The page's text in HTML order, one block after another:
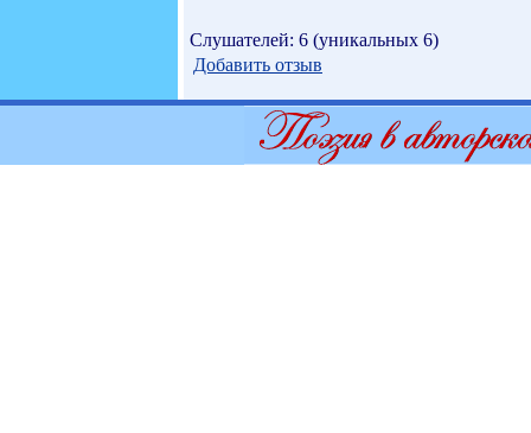
Слушателей: 6 (уникальных 6)
Добавить отзыв